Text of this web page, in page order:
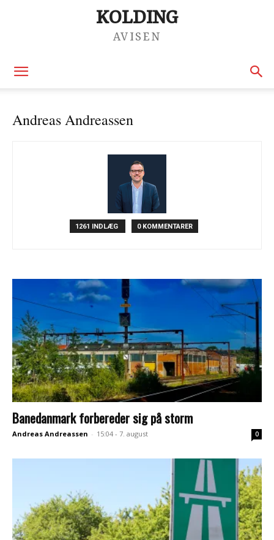
KOLDING
AVISEN
Andreas Andreassen
1261 INDLÆG 0 KOMMENTARER
Banedanmark forbereder sig på storm
Andreas Andreassen - 15:04 - 7. august 0